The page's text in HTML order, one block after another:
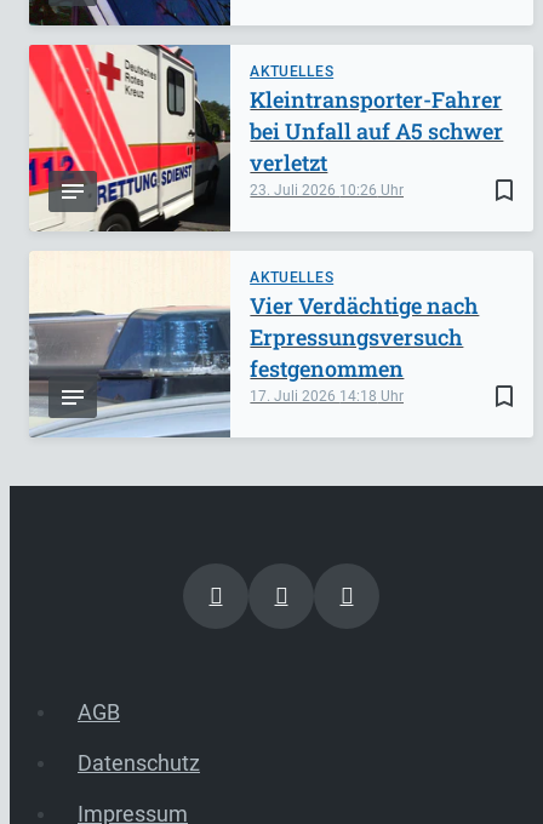
AKTUELLES
bookmark_border
23. Juli 2026 10:26
Kleintransporter-Fahrer
bei Unfall auf A5 schwer
verletzt
AKTUELLES
bookmark_border
17. Juli 2026 14:18
Vier Verdächtige nach
Erpressungsversuch
festgenommen
AGB
Datenschutz
Impressum